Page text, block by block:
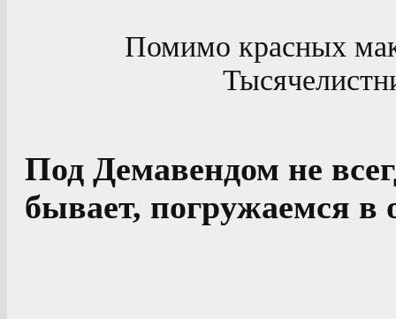
Помимо красных
Под Демавендом не
бывает, погружаемся в